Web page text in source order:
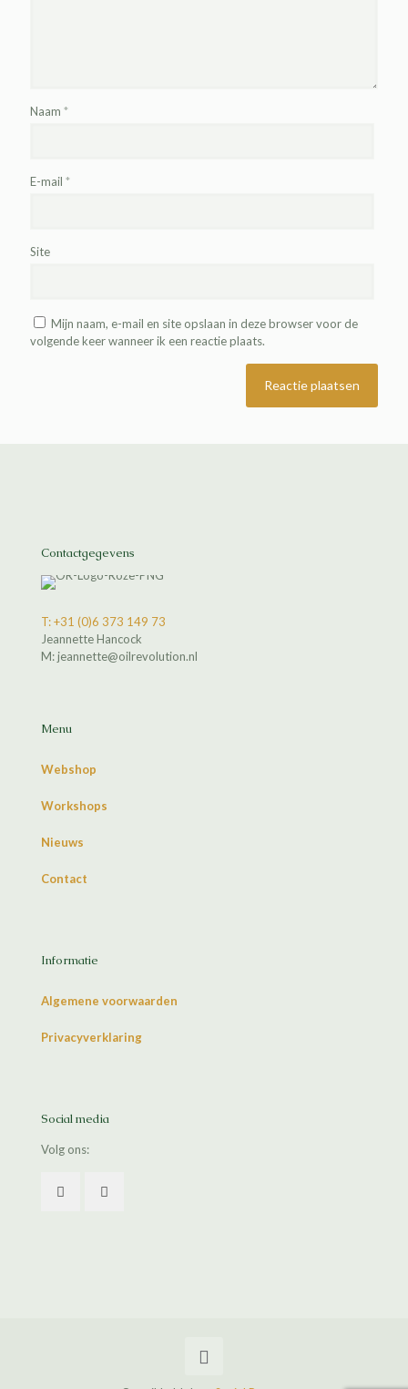
Naam *
E-mail *
Site
Mijn naam, e-mail en site opslaan in deze browser voor de
volgende keer wanneer ik een reactie plaats.
Contactgegevens
T: +31 (0)6 373 149 73
Jeannette Hancock
M: jeannette@oilrevolution.nl
Menu
Webshop
Workshops
Nieuws
Contact
Informatie
Algemene voorwaarden
Privacyverklaring
Social media
Volg ons: